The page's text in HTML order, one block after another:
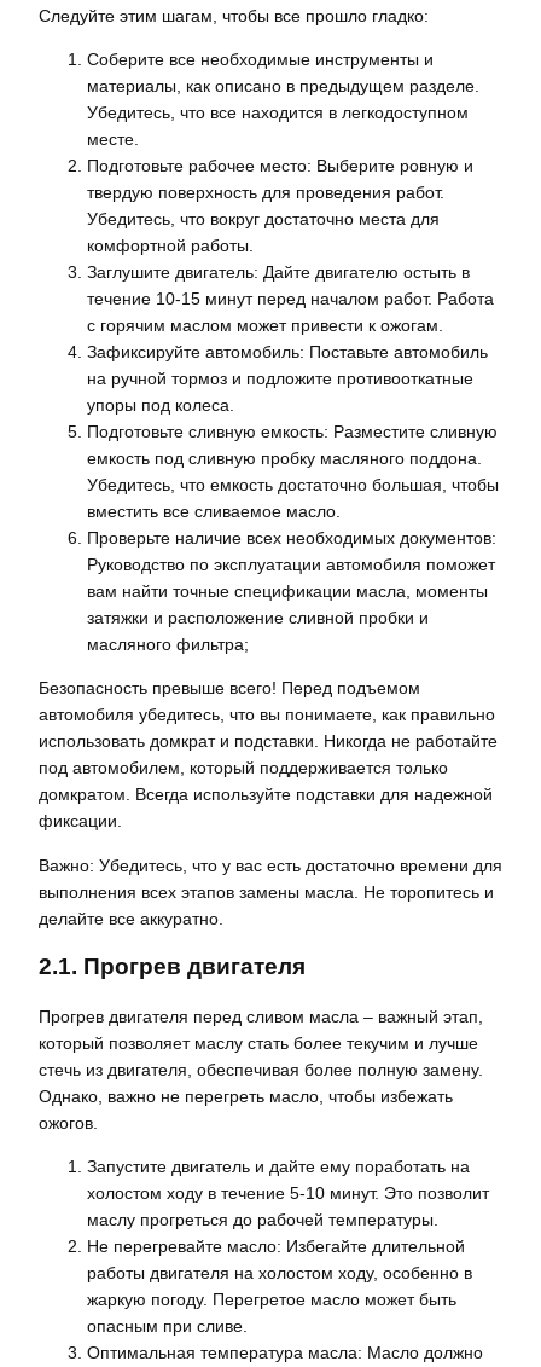
Следуйте этим шагам, чтобы все прошло гладко:
Соберите все необходимые инструменты и
материалы, как описано в предыдущем разделе.
Убедитесь, что все находится в легкодоступном
месте.
Подготовьте рабочее место: Выберите ровную и
твердую поверхность для проведения работ.
Убедитесь, что вокруг достаточно места для
комфортной работы.
Заглушите двигатель: Дайте двигателю остыть в
течение 10-15 минут перед началом работ. Работа
с горячим маслом может привести к ожогам.
Зафиксируйте автомобиль: Поставьте автомобиль
на ручной тормоз и подложите противооткатные
упоры под колеса.
Подготовьте сливную емкость: Разместите сливную
емкость под сливную пробку масляного поддона.
Убедитесь, что емкость достаточно большая, чтобы
вместить все сливаемое масло.
Проверьте наличие всех необходимых документов:
Руководство по эксплуатации автомобиля поможет
вам найти точные спецификации масла, моменты
затяжки и расположение сливной пробки и
масляного фильтра;
Безопасность превыше всего! Перед подъемом
автомобиля убедитесь, что вы понимаете, как правильно
использовать домкрат и подставки. Никогда не работайте
под автомобилем, который поддерживается только
домкратом. Всегда используйте подставки для надежной
фиксации.
Важно: Убедитесь, что у вас есть достаточно времени для
выполнения всех этапов замены масла. Не торопитесь и
делайте все аккуратно.
2.1. Прогрев двигателя
Прогрев двигателя перед сливом масла – важный этап,
который позволяет маслу стать более текучим и лучше
стечь из двигателя, обеспечивая более полную замену.
Однако, важно не перегреть масло, чтобы избежать
ожогов.
Запустите двигатель и дайте ему поработать на
холостом ходу в течение 5-10 минут. Это позволит
маслу прогреться до рабочей температуры.
Не перегревайте масло: Избегайте длительной
работы двигателя на холостом ходу, особенно в
жаркую погоду. Перегретое масло может быть
опасным при сливе.
Оптимальная температура масла: Масло должно